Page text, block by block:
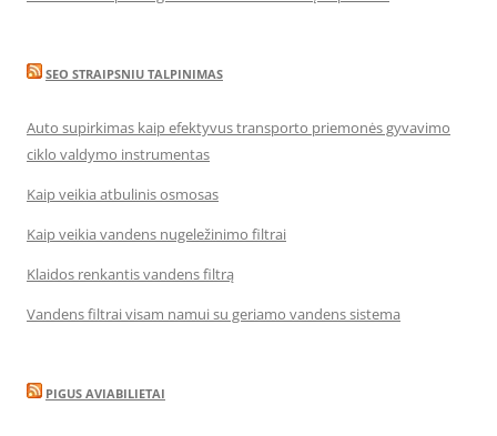
SEO STRAIPSNIU TALPINIMAS
Auto supirkimas kaip efektyvus transporto priemonės gyvavimo
ciklo valdymo instrumentas
Kaip veikia atbulinis osmosas
Kaip veikia vandens nugeležinimo filtrai
Klaidos renkantis vandens filtrą
Vandens filtrai visam namui su geriamo vandens sistema
PIGUS AVIABILIETAI